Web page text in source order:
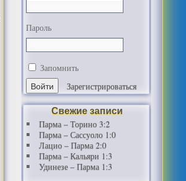
Пароль
Запомнить
Зарегистрироваться
Свежие записи
Парма – Торино 3:2
Парма – Сассуоло 1:0
Лацио – Парма 2:0
Парма – Кальяри 1:3
Удинезе – Парма 1:3